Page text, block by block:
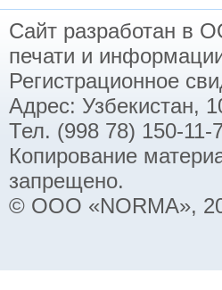
Сайт разработан в
печати и
Регистрационное
Адрес: Узбекистан,
Тел. (998 78) 150-11-
Копирование
запрещено.
© ООО «NORMA»,